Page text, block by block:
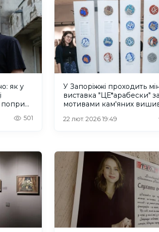
як у
попри
501
У Запоріжжі проходить
виставка "ЦЕ*арабески" за
мотивами кам'яних
22 лют. 2026 19:49